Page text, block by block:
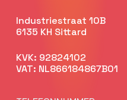
Industriestraat 10B
6135 KH Sittard
KVK: 92824102
VAT: NL866184867B01